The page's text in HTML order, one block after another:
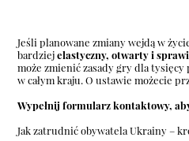
Jeśli planowane zmiany wejdą w
bardziejelastyczny, otwarty i
może zmienić zasady gry dla
w całym kraju. O ustawie możecie
Wypełnijformularz kontaktowy,
Jak zatrudnić obywatela Ukrainy –